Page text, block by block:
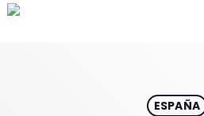
ESPAÑA